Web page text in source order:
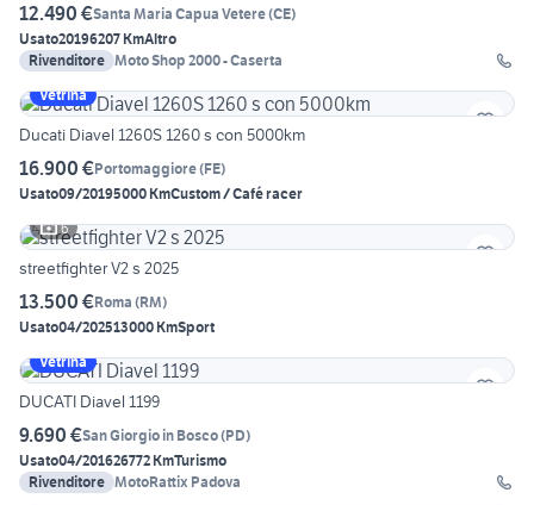
12.490 €Santa Maria Capua Vetere(CE)
Usato20196207 KmAltro
Rivenditore Moto Shop 2000 - Caserta
Vetrina
Ducati Diavel 1260S 1260 s con 5000km
16.900 €Portomaggiore(FE)
Usato09/20195000 KmCustom / Café racer
6
streetfighter V2 s 2025
13.500 €Roma (RM)
Usato04/202513000 KmSport
Vetrina
DUCATI Diavel 1199
9.690 €San Giorgio in Bosco(PD)
Usato04/201626772 KmTurismo
Rivenditore MotoRattix Padova